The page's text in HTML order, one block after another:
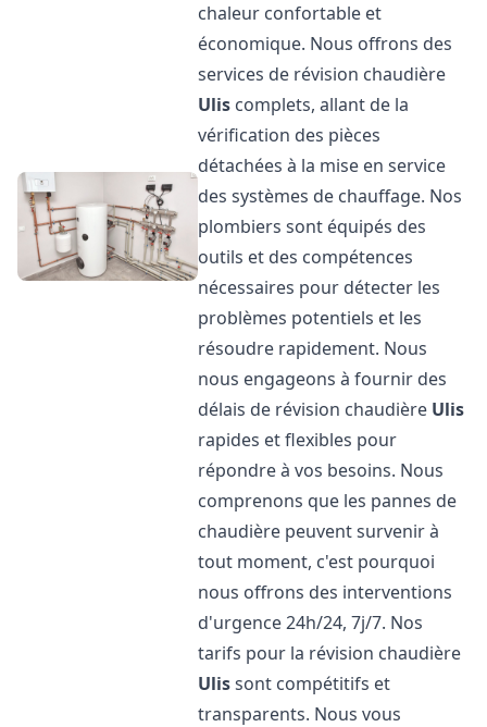
chaleur confortable et
économique. Nous offrons des
services de révision chaudière
Ulis complets, allant de la
vérification des pièces
détachées à la mise en service
des systèmes de chauffage. Nos
plombiers sont équipés des
outils et des compétences
nécessaires pour détecter les
problèmes potentiels et les
résoudre rapidement. Nous
nous engageons à fournir des
délais de révision chaudière Ulis
rapides et flexibles pour
répondre à vos besoins. Nous
comprenons que les pannes de
chaudière peuvent survenir à
tout moment, c'est pourquoi
nous offrons des interventions
d'urgence 24h/24, 7j/7. Nos
tarifs pour la révision chaudière
Ulissont compétitifs et
transparents. Nous vous